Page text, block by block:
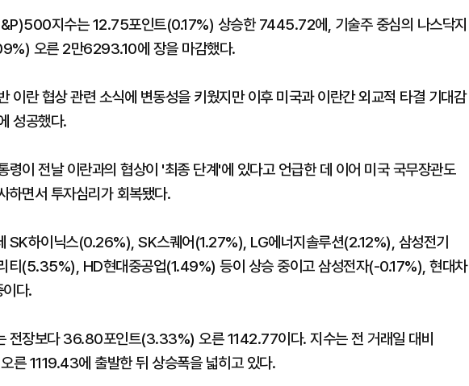
지수는 12.75포인트(0.17%) 상승한 7445.72에, 기술주 중심의 나스닥지
오른 2만6293.10에 장을 마감했다.
이란 협상 관련 소식에 변동성을 키웠지만 이후 미국과 이란간 외교적 타결 기대감
성공했다.
령이 전날 이란과의 협상이 '최종 단계'에 있다고 언급한 데 이어 미국 국무장관도
하면서 투자심리가 회복됐다.
SK하이닉스(0.26%), SK스퀘어(1.27%), LG에너지솔루션(2.12%), 삼성전기
티(5.35%), HD현대중공업(1.49%) 등이 상승 중이고 삼성전자(-0.17%), 현대차
다.
전장보다 36.80포인트(3.33%) 오른 1142.77이다. 지수는 전 거래일 대비
른 1119.43에 출발한 뒤 상승폭을 넓히고 있다.